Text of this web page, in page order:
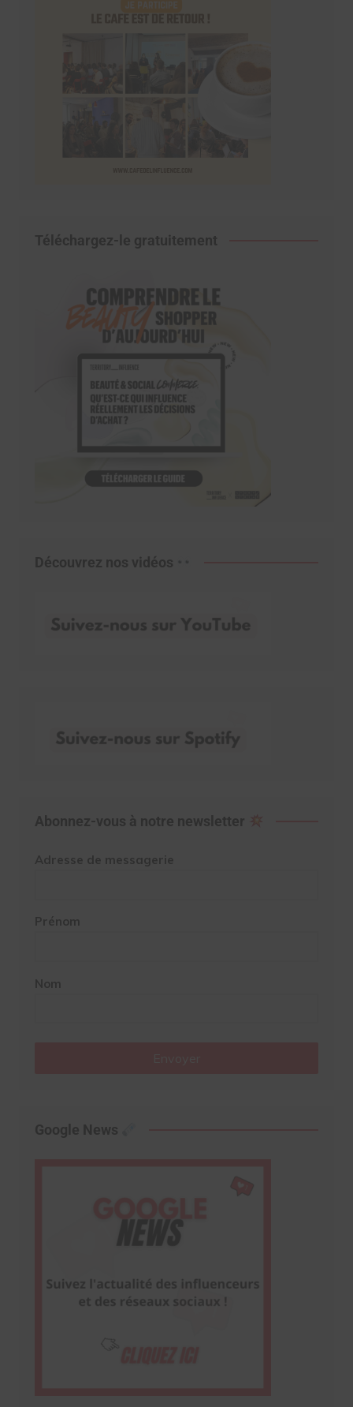
Téléchargez-le gratuitement
Découvrez nos vidéos
Abonnez-vous à notre newsletter
Adresse de messagerie
Prénom
Nom
Google News